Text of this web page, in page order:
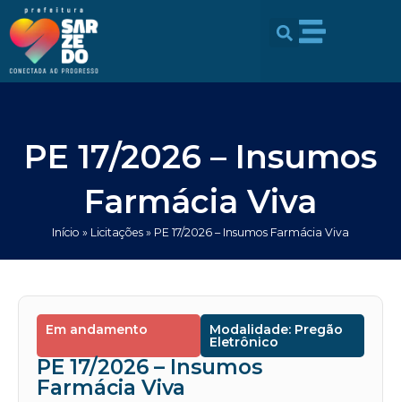
conteúdo
para
conteúdo
PE 17/2026 – Insumos
Farmácia Viva
Início » Licitações » PE 17/2026 – Insumos Farmácia Viva
Em andamento Modalidade: Pregão
Eletrônico
PE 17/2026 – Insumos
Farmácia Viva